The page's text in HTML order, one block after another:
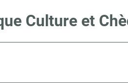
Culture et